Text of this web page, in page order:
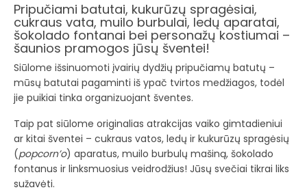
Pripučiami batutai, kukurūzų spragėsiai,
cukraus vata, muilo burbulai, ledų aparatai,
šokolado fontanai bei personažų kostiumai –
šaunios pramogos jūsų šventei!
Siūlome išsinuomoti įvairių dydžių pripučiamų batutų –
mūsų batutai pagaminti iš ypač tvirtos medžiagos, todėl
jie puikiai tinka organizuojant šventes.
Taip pat siūlome originalias atrakcijas vaiko gimtadieniui
ar kitai šventei – cukraus vatos, ledų ir kukurūzų spragėsių
(popcorn’o) aparatus, muilo burbulų mašiną, šokolado
fontanus ir linksmuosius veidrodžius! Jūsų svečiai tikrai liks
sužavėti.